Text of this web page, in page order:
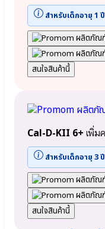
●
Zinc
Cal-D
Protein
เชคเร่ง
Nutrient
วิตามิน
เสริมการ
เจริญ
เติบโต
Elderberry
เบต้า
กลู
แคน
Beta-
glucan
จุลินทรีย์
ดี
Bacillus
Coagulans
●
ปกป้อง
ลำไส้
Bifidobacterium
infantis
สำหรับเด็กอายุ 1
สนใจสินค้านี้
Cal-D-KII 6+ เพิ่ม
สำหรับเด็กอายุ 3
สนใจสินค้านี้